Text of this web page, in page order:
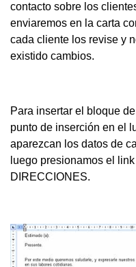
contacto sobre los
enviaremos en la carta
cada cliente los revise y
existido cambios.
Para insertar el bloque
punto de inserción en el
aparezcan los datos de
luego presionamos el
DIRECCIONES.